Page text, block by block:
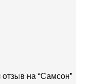
на “Самсон”